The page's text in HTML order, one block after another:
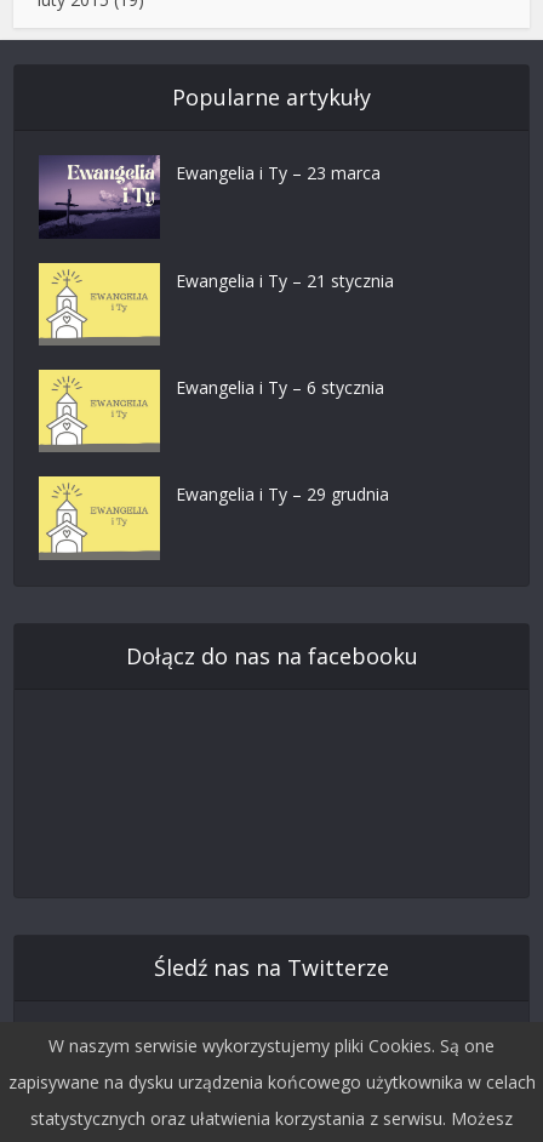
Popularne artykuły
Ewangelia i Ty – 23 marca
Ewangelia i Ty – 21 stycznia
Ewangelia i Ty – 6 stycznia
Ewangelia i Ty – 29 grudnia
Dołącz do nas na facebooku
Śledź nas na Twitterze
W naszym serwisie wykorzystujemy pliki Cookies. Są one
zapisywane na dysku urządzenia końcowego użytkownika w celach
statystycznych oraz ułatwienia korzystania z serwisu. Możesz